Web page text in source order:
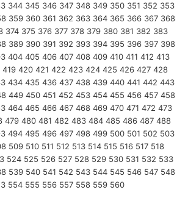
344 345 346 347 348 349 350 351 352 353
359 360 361 362 363 364 365 366 367 368
374 375 376 377 378 379 380 381 382 383
389 390 391 392 393 394 395 396 397 398
404 405 406 407 408 409 410 411 412 413
419 420 421 422 423 424 425 426 427 428
434 435 436 437 438 439 440 441 442 443
449 450 451 452 453 454 455 456 457 458
464 465 466 467 468 469 470 471 472 473
479 480 481 482 483 484 485 486 487 488
494 495 496 497 498 499 500 501 502 503
509 510 511 512 513 514 515 516 517 518
524 525 526 527 528 529 530 531 532 533
539 540 541 542 543 544 545 546 547 548
554 555 556 557 558 559 560